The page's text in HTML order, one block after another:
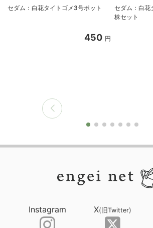
セダム：白花タイトゴメ3号ポット
450 円
セダム：白花
株セット
Instagram X(旧Twitter)